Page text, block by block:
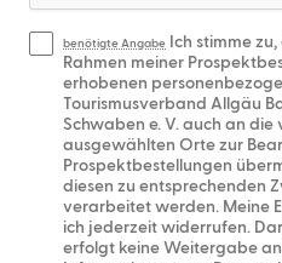
benötigte Angabe
Ich stimme
Rahmen meiner
erhobenen
Tourismusverband Allgäu
Schwaben e. V. auch an die
ausgewählten Orte zur
Prospektbestellungen
diesen zu entsprechenden
verarbeitet werden. Meine
ich jederzeit widerrufen.
erfolgt keine Weitergabe